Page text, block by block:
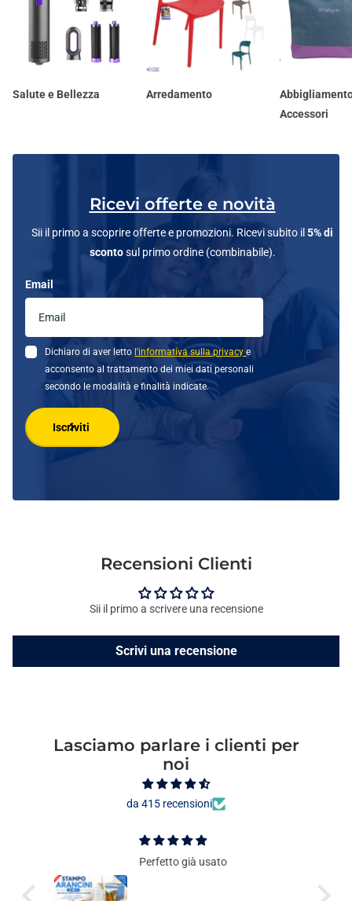
Salute e Bellezza Arredamento
Accessori
Ricevi offerte e novità
Sii il primo a scoprire offerte e promozioni. Ricevi subito il 5% di
scontosul primo ordine (combinabile).
Email
Dichiaro di aver letto l'informativa sulla privacye
acconsento al trattamento dei miei dati personali
secondo le modalità e finalità indicate.
Iscriviti
Recensioni Clienti
Sii il primo a scrivere una recensione
Scrivi una recensione
Lasciamo parlare i clienti per
noi
da 415 recensioni
Perfetto già usato